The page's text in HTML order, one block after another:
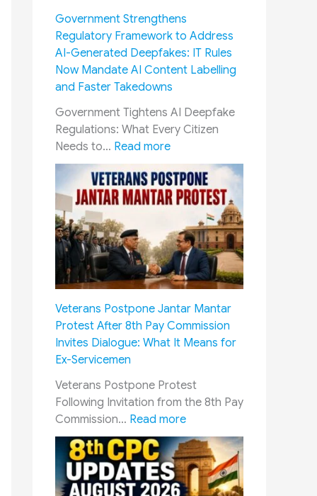
a
t
o
r
y
A
c
k
n
w
e
d
g
e
e
n
t
o
f
S
c
h
o
l
a
l
s
S
u
p
r
e
m
e
C
o
t
:
‘
r
e
a
y
L
a
y
e
r
’
Government Strengthens
Regulatory Framework to Address
AI-Generated Deepfakes: IT Rules
Now Mandate AI Content Labelling
and Faster Takedowns
Government Tightens AI Deepfake
Regulations: What Every Citizen
Needs to… Read more:
G
o
v
r
n
m
e
t
S
t
e
n
g
t
h
e
n
Veterans Postpone Jantar Mantar
Protest After 8th Pay Commission
Invites Dialogue: What It Means for
Ex-Servicemen
Veterans Postpone Protest
Following Invitation from the 8th Pay
Commission… Read more:
V
e
t
e